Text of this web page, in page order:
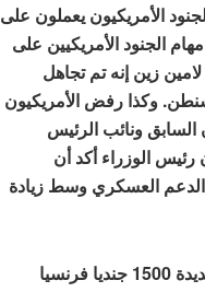
كان الجنود الأمريكيون يعملون على
الجنود الأمريكيين على
زين إنه تم تجاهل
وكذا رفض الأمريكيون
ونائب الرئيس
رئيس الوزراء أكد أن
الدعم العسكري وسط زيادة
وبعد الانقلاب بفترة قصيرة، أمرت الحكومة الجديدة 1500 جنديا فرنسيا